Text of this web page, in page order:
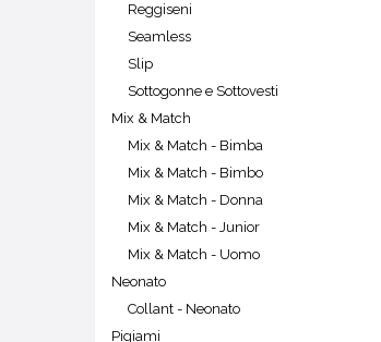
Reggiseni
Seamless
Slip
Sottogonne e Sottovesti
Mix & Match
Mix & Match - Bimba
Mix & Match - Bimbo
Mix & Match - Donna
Mix & Match - Junior
Mix & Match - Uomo
Neonato
Collant - Neonato
Pigiami